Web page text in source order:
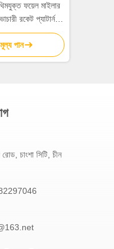
ফয়েল মাইলার
রকেট প্যাটার্ন
5Pcs
পান
চাংশা সিটি, চীন